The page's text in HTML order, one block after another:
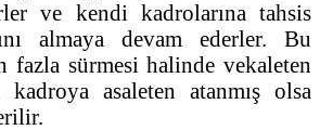
ve kendi kadrolarına tahsis
almaya devam ederler. Bu
fazla sürmesi halinde vekaleten
asaleten atanmış olsa